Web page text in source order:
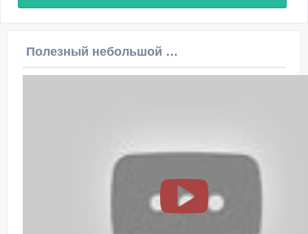
Полезный небольшой видеоурок по этой теме